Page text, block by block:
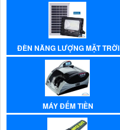
ĐÈN NĂNG LƯỢNG MẶT TRỜI
MÁY ĐẾM TIỀN